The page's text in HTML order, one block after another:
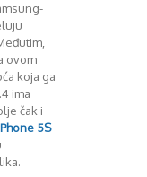
Oktobar 2015
Novembar 2015
Decembar 2015
Januar 2016
Februar 2016
Mart 2016
Maj 2016
ovom
koja ga
ima
čak i
5S